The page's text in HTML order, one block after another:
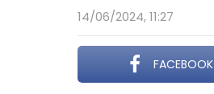
14/06/2024, 11:27
FACEBOOK